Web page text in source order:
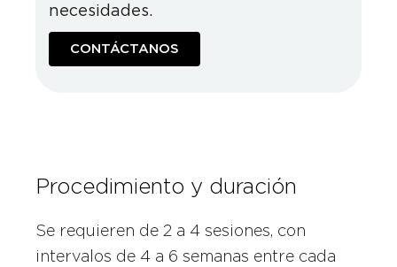
necesidades.
CONTÁCTANOS
Procedimiento y duración
Se requieren de 2 a 4 sesiones, con
intervalos de 4 a 6 semanas entre cada